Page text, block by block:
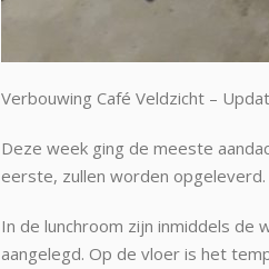
Verbouwing Café Veldzicht –
Deze week ging de meeste
eerste, zullen worden opgeleverd.
In de lunchroom zijn inmiddels de
aangelegd. Op de vloer is het